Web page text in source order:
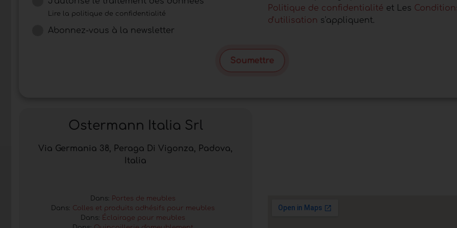
Lire la politique de confidentialité
Abonnez-vous à la newsletter
Politique de confidentialité et Les
d'utilisation s'appliquent.
Soumettre
Ostermann Italia Srl
Via Germania 38, Peraga Di Vigonza, Padova,
Italia
Dans: Portes de meubles
Dans: Colles et produits adhésifs pour meubles
Dans: Éclairage pour meubles